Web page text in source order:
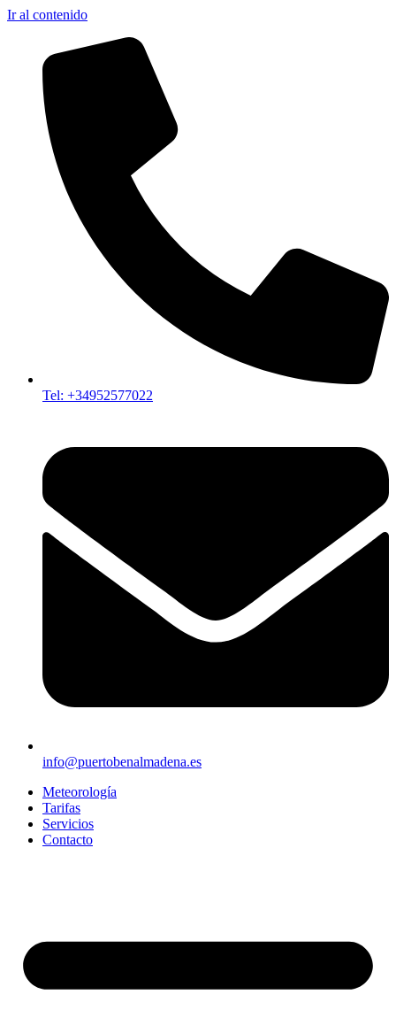
Ir al contenido
Tel: +34952577022
info@puertobenalmadena.es
Meteorología
Tarifas
Servicios
Contacto